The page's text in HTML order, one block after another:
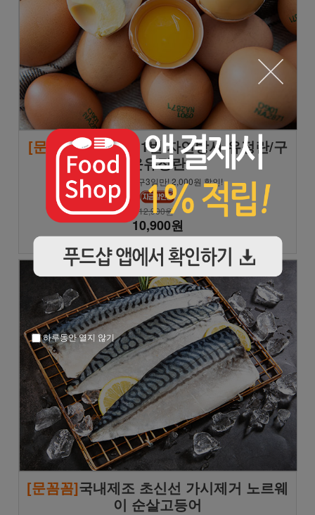
[문꼼꼼]난각번호 1번 자연방사 유정란/구
운유정란
★일월화 공구3일만! 2,000원 할인!
12,900원
10,900원
★★★★★(162)
[문꼼꼼]국내제조 초신선 가시제거 노르웨
이 순살고등어
하루동안 열지 않기